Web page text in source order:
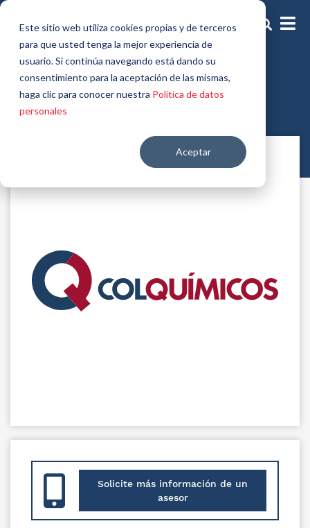
Este sitio web utiliza cookies propias y de terceros
para que usted tenga la mejor experiencia de
usuario. Si continúa navegando está dando su
consentimiento para la aceptación de las mismas,
haga clic para conocer nuestra Política de datos
personales
Aceptar
Varios
Solicite más información de un
asesor